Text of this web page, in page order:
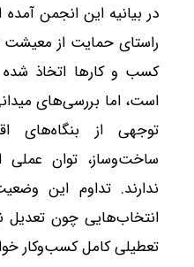
در بیانیه این انجمن
راستای حمایت از معیشت
کسب و کارها اتخاذ شده
است، اما بررسی‌های
توجهی از بنگاه‌های
ساخت‌وساز، توان عملی
ندارند. تداوم این
انتخاب‌هایی چون تعدیل
تعطیلی کامل کسب‌وکار